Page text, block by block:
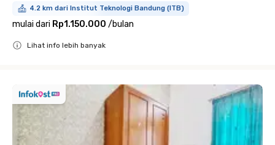
4.2 km dari Institut Teknologi Bandung (ITB)
mulai dari Rp1.150.000 /bulan
Lihat info lebih banyak